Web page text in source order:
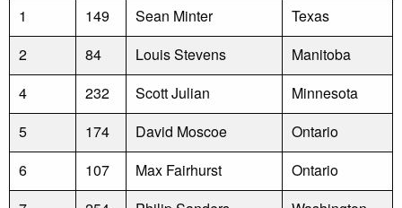
1
149 Sean Minter
Texas
2
84 Louis Stevens
Manitoba
4
232 Scott Julian
Minnesota
5
174 David Moscoe
Ontario
6
107 Max Fairhurst
Ontario